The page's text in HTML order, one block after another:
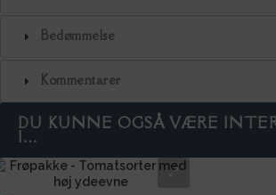
Bedømmelse
Kommentarer
DU KUNNE OGSÅ VÆRE
I…